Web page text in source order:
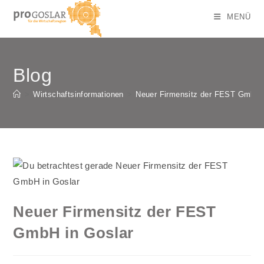
Inhalt
springen
MENÜ
Blog
Wirtschaftsinformationen Neuer Firmensitz der FEST GmbH
Neuer Firmensitz der FEST
GmbH in Goslar